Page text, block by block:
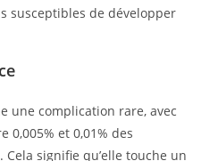
susceptibles de développer
une complication rare, avec
0,005% et 0,01% des
. Cela signifie qu’elle touche un